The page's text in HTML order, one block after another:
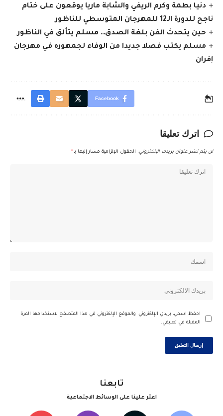
دنيا بطمة وكرم الريفي والشابة ماريا يوقعون على ختام
ناجح للدورة الـ12 للمهرجان المتوسطي للناظور
حين يتحدث الفن بلغة الصدق… مسلم يتألق في الناظور
مسلم يكتب فصلا جديدا من الوفاء لجمهوره في مهرجان
إفران
Facebook
اترك تعليقا
لن يتم نشر عنوان بريدك الإلكتروني. الحقول الإلزامية مشار إليها بـ *
احفظ اسمي، بريدي الإلكتروني، والموقع الإلكتروني في هذا المتصفح لاستخدامها المرة
المقبلة في تعليقي.
تابعنا
اعثر علينا على الوسائط الاجتماعية